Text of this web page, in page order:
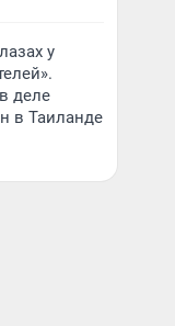
у
деле
в Таиланде